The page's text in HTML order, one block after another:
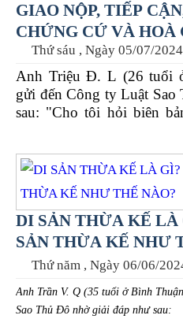
GIAO NỘP, TIẾP
CHỨNG CỨ VÀ
NỘI DUNG GÌ?Thứ sáu , Ngày 05/07/2024
Anh Triệu Đ. L (26 tuổi
gửi đến Công ty Luật
sau: "Cho tôi hỏi biên
không liệt kê đủ các
phiên họp thì có là vi
DI SẢN THỪA KẾ
SẢN THỪA KẾ NHƯ
Thứ năm , Ngày 06/06/
Anh Trần V. Q (35 tuổi ở Bình
Sao Thủ Đô nhờ giải đáp như sau: